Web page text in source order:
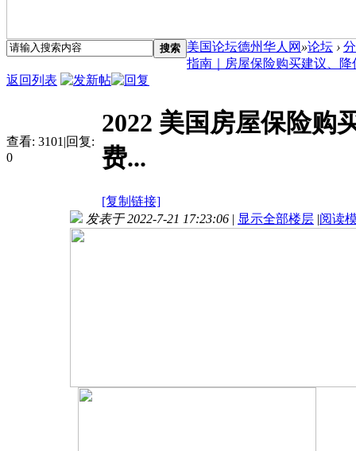
搜索 美国论坛德州华人网 »论坛 ›
指南｜房屋保险购买建议、降
返回列表
查看: 3101 |回复:
0
2022 美国房屋保险购
费...
[复制链接]
发表于 2022-7-21 17:23:06 | 显示全部楼层 |阅读